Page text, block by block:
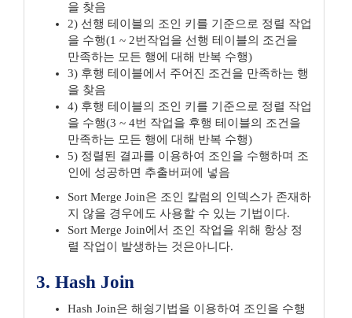
을 찾음
2) 선행 테이블의 조인 키를 기준으로 정렬 작업
을 수행(1 ~ 2번작업을 선행 테이블의 조건을
만족하는 모든 행에 대해 반복 수행)
3) 후행 테이블에서 주어진 조건을 만족하는 행
을 찾음
4) 후행 테이블의 조인 키를 기준으로 정렬 작업
을 수행(3 ~ 4번 작업을 후행 테이블의 조건을
만족하는 모든 행에 대해 반복 수행)
5) 정렬된 결과를 이용하여 조인을 수행하며 조
인에 성공하면 추출버퍼에 넣음
Sort Merge Join은 조인 칼럼의 인덱스가 존재하
지 않을 경우에도 사용할 수 있는 기법이다.
Sort Merge Join에서 조인 작업을 위해 항상 정
렬 작업이 발생하는 것은아니다.
3. Hash Join
Hash Join은 해슁기법을 이용하여 조인을 수행